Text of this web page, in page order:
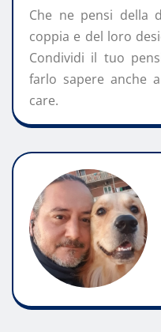
Che ne pensi della
coppia e del loro
Condividi il tuo
farlo sapere anche
care.